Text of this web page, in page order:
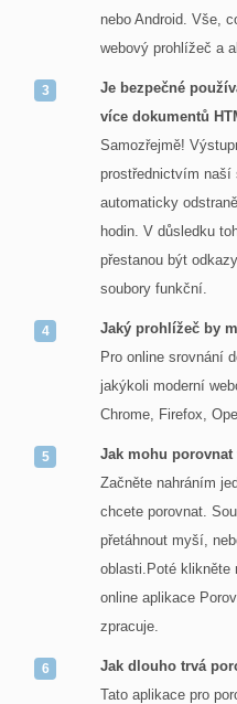
nebo Android. Vše,
webový prohlížeč a
Je bezpečné
více dokumentů
Samozřejmě!
prostřednictvím naší
automaticky
hodin. V důsledku
přestanou být
soubory funkční.
Jaký prohlížeč by
Pro online srovnání
jakýkoli moderní
Chrome, Firefox,
Jak mohu porovnat
Začněte nahráním
chcete porovnat.
přetáhnout myší,
oblasti.Poté klikněte
online aplikace
zpracuje.
Jak dlouho trvá
Tato aplikace pro